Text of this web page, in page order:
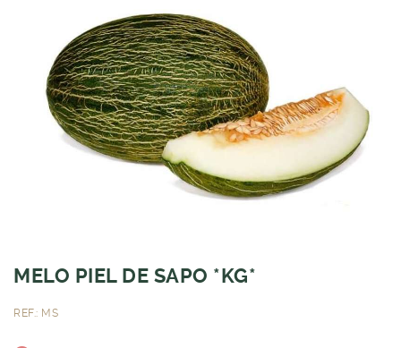
MELO PIEL DE SAPO *KG*
REF.: MS